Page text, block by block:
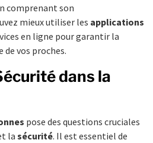
comprenant son
mieux utiliser les applications
en ligne pour garantir la
de vos proches.
dans la
pose des questions cruciales
la sécurité. Il est essentiel de